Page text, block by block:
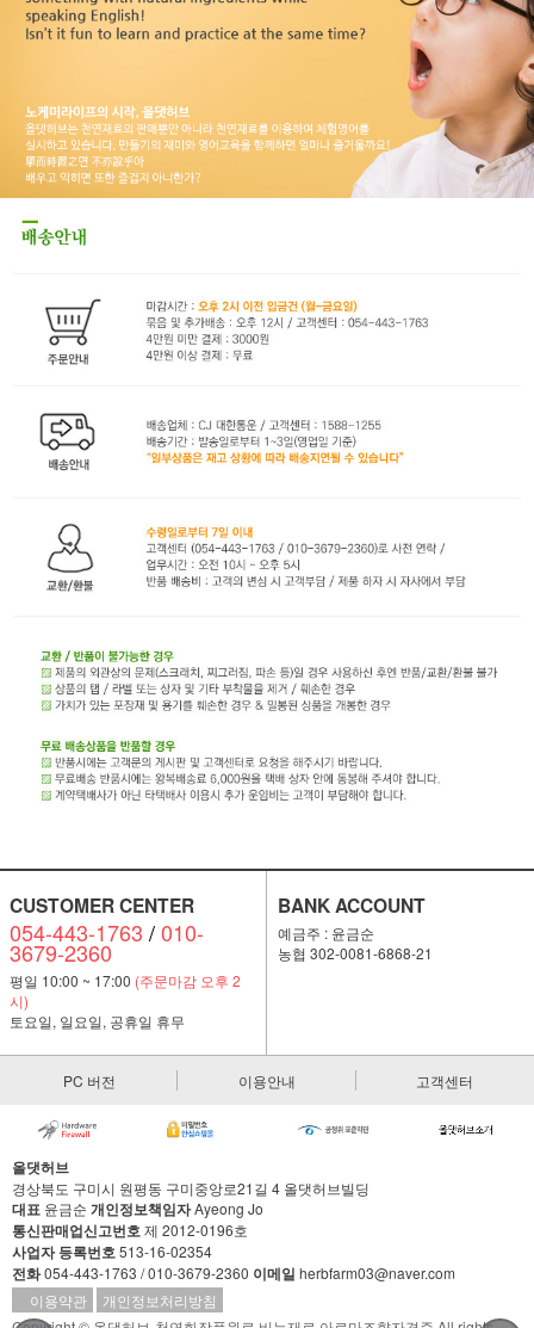
CUSTOMER CENTER
054-443-1763 /010-
3679-2360
평일 10:00 ~ 17:00 (주문마감 오후 2
시)
토요일, 일요일, 공휴일 휴무
BANK ACCOUNT
예금주 : 윤금순
농협 302-0081-6868-21
PC 버전 이용안내 고객센터
올댓허브
경상북도 구미시 원평동 구미중앙로21길 4 올댓허브빌딩
대표 윤금순 개인정보책임자Ayeong Jo
통신판매업신고번호제 2012-0196호
사업자 등록번호513-16-02354
전화054-443-1763 / 010-3679-2360 이메일 herbfarm03@naver.com
이용약관
개인정보처리방침